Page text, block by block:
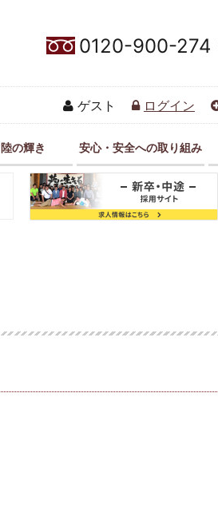
0120-900-274
ゲスト ログイン
の輝き 安心・安全への取り組み